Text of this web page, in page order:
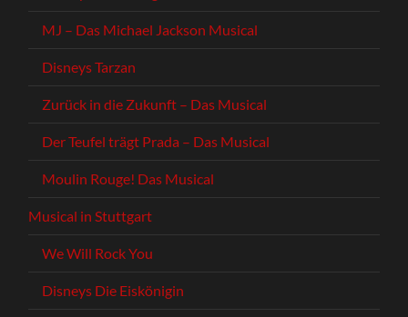
MJ – Das Michael Jackson Musical
Disneys Tarzan
Zurück in die Zukunft – Das Musical
Der Teufel trägt Prada – Das Musical
Moulin Rouge! Das Musical
Musical in Stuttgart
We Will Rock You
Disneys Die Eiskönigin